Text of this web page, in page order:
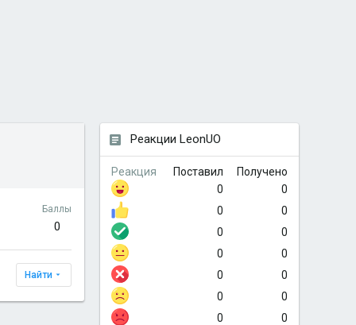
Баллы
0
Найти
Реакции LeonUO
Реакция Поставил
Получено
0
0
0
0
0
0
0
0
0
0
0
0
0
0